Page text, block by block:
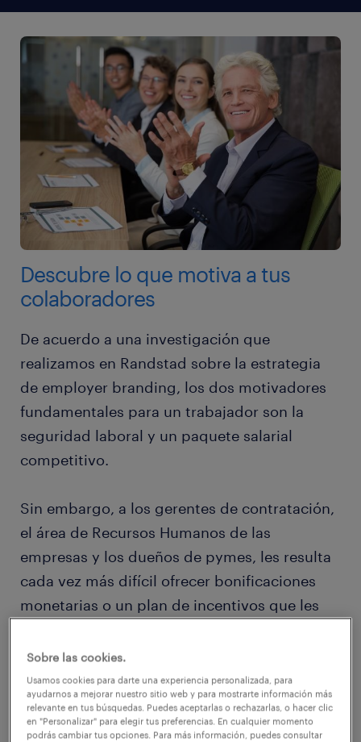
Descubre lo que motiva a tus
colaboradores
De acuerdo a una investigación que
realizamos en Randstad sobre la estrategia
de employer branding, los dos motivadores
fundamentales para un trabajador son la
seguridad laboral y un paquete salarial
competitivo.
Sin embargo, a los gerentes de contratación,
el área de Recursos Humanos de las
empresas y los dueños de pymes, les resulta
cada vez más difícil ofrecer bonificaciones
monetarias o un plan de incentivos que les
causa de la complicada situación económica
actual.
Sin embargo, generar alternativas a través de
Sobre las cookies.
Usamos cookies para darte una experiencia personalizada, para
ayudarnos a mejorar nuestro sitio web y para mostrarte información más
relevante en tus búsquedas. Puedes aceptarlas o rechazarlas, o hacer clic
en "Personalizar" para elegir tus preferencias. En cualquier momento
podrás cambiar tus opciones. Para más información, puedes consultar